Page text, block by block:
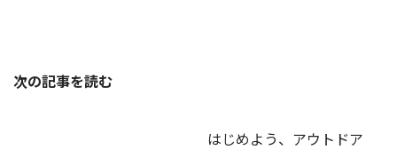
次の記事を読む
はじめよう、アウトドア